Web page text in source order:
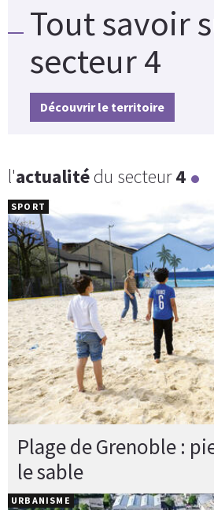
Tout savoir
secteur 4
Découvrir le territoire
l'actualitédu secteur4
Plage de Grenoble :
le sable
SPORT
URBANISME